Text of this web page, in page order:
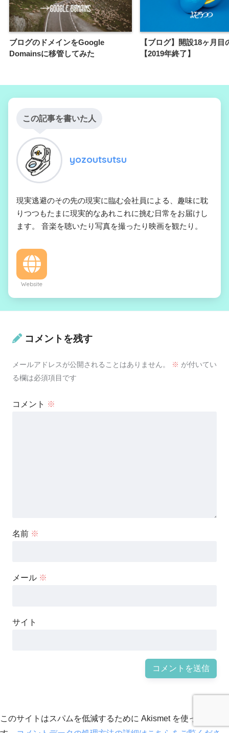
ブログのドメインをGoogle
Domainsに移管してみた
【ブログ】開設18ヶ月目
【2019年終了】
この記事を書いた人
yozoutsutsu
現実逃避のその先の現実に臨む会社員による、趣味に耽
りつつもたまに現実的なあれこれに挑む日常をお届けし
ます。 音楽を聴いたり写真を撮ったり映画を観たり。
Website
コメントを残す
メールアドレスが公開されることはありません。 ※ が付いてい
る欄は必須項目です
コメント ※
名前 ※
メール ※
サイト
このサイトはスパムを低減するために Akismet を使っていま